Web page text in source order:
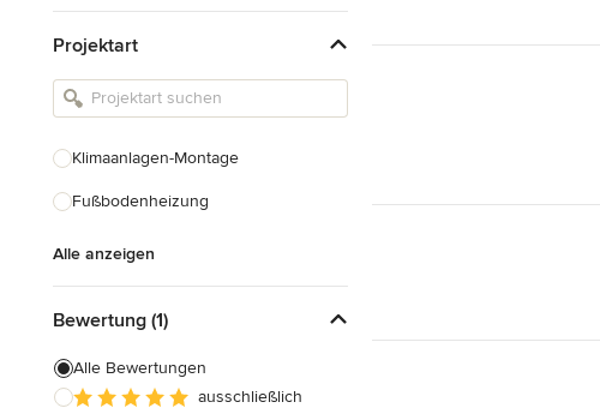
Landschaftsarchitekten
Armaturen & Sanitärbedarf
Einbauschränke
Projektart
Klimaanlagen-Montage
Fußbodenheizung
Alle anzeigen
Bewertung (1)
Alle Bewertungen
ausschließlich